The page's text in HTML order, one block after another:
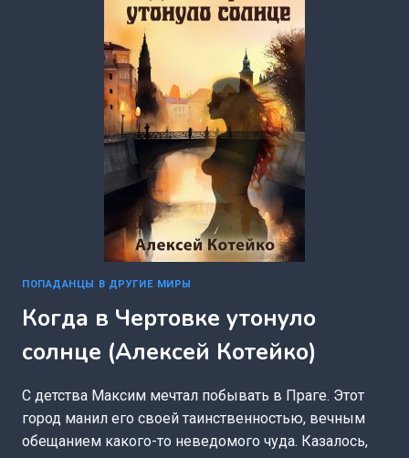
(АЛЕКСЕЙ
КОТЕЙКО)
ПОПАДАНЦЫ В ДРУГИЕ МИРЫ
Когда в Чертовке утонуло
солнце (Алексей Котейко)
С детства Максим мечтал побывать в Праге. Этот
город манил его своей таинственностью, вечным
обещанием какого-то неведомого чуда. Казалось,